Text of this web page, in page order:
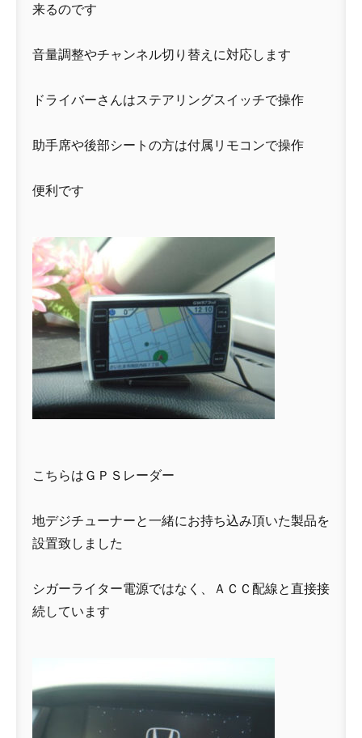
来るのです
音量調整やチャンネル切り替えに対応します
ドライバーさんはステアリングスイッチで操作
助手席や後部シートの方は付属リモコンで操作
便利です
こちらはＧＰＳレーダー
地デジチューナーと一緒にお持ち込み頂いた製品を
設置致しました
シガーライター電源ではなく、ＡＣＣ配線と直接接
続しています